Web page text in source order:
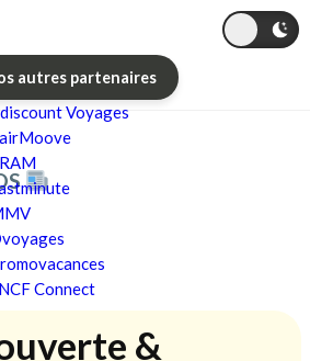
autres partenaires
Voyages
Connect
&